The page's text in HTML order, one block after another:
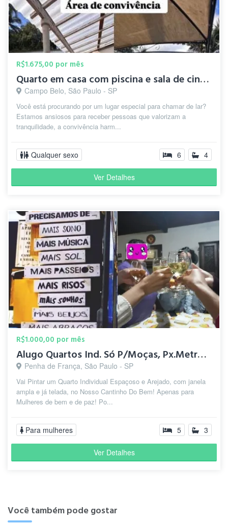
R$1.675,00 por mês
Quarto em casa com piscina e sala de cinema
Campo Belo, São Paulo - SP
Você está procurando por um lugar especial para chamar de lar?
Estamos ansiosos para receber pessoas que valorizam a
tranquilidade, a convivência harm...
Qualquer sexo 6 4
Ver Detalhes
R$1.000,00 por mês
Alugo Quartos Ind. Só P/Moças, Px.Metrô Penha!
Penha de França, São Paulo - SP
Vai Pintar um Quarto Individual Espaçoso e Arejado, com janela
ampla e já telada, no Nosso Cantinho Do Bem! Apenas para
Mulheres de bem e de paz! Po...
Para mulheres 5 3
Ver Detalhes
Você também pode gostar